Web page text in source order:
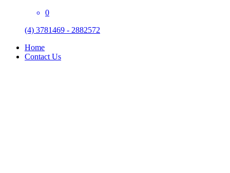
0
(4) 3781469 - 2882572
Home
Contact Us